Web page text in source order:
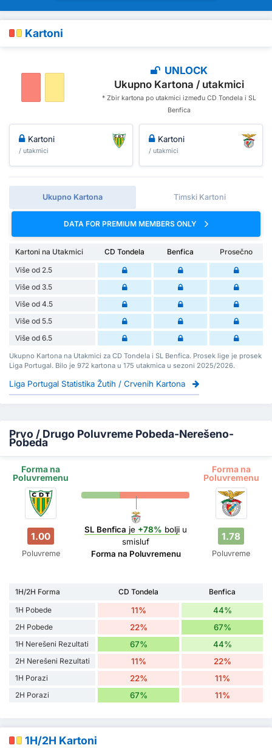
Kartoni
UNLOCK
Ukupno Kartona / utakmici
* Zbir kartona po utakmici između CD Tondela i SL
Benfica
Kartoni
/ utakmici
Kartoni
/ utakmici
Ukupno Kartona Timski Kartoni
DATA FOR PREMIUM MEMBERS ONLY
Kartoni na Utakmici CD Tondela Benfica
Prosečno
Više od 2.5
Više od 3.5
Više od 4.5
Više od 5.5
Više od 6.5
Ukupno Kartona na Utakmici za CD Tondela i SL Benfica. Prosek lige je prosek
Liga Portugal. Bilo je 972 kartona u 175 utakmica u sezoni 2025/2026.
Liga Portugal Statistika Žutih / Crvenih Kartona
Prvo / Drugo Poluvreme Pobeda-Nerešeno-
Pobeda
Forma na
Poluvremenu
Forma na
Poluvremenu
1.00
Poluvreme
SL Benfica je +78% bolji u
smisluf
Forma na Poluvremenu
1.78
Poluvreme
1H/2H Forma CD Tondela
Benfica
1H Pobede
11% 44%
2H Pobede 22% 67%
1H Nerešeni Rezultati 67% 44%
2H Nerešeni Rezultati 11% 22%
1H Porazi 22% 11%
2H Porazi 67% 11%
1H/2H Kartoni